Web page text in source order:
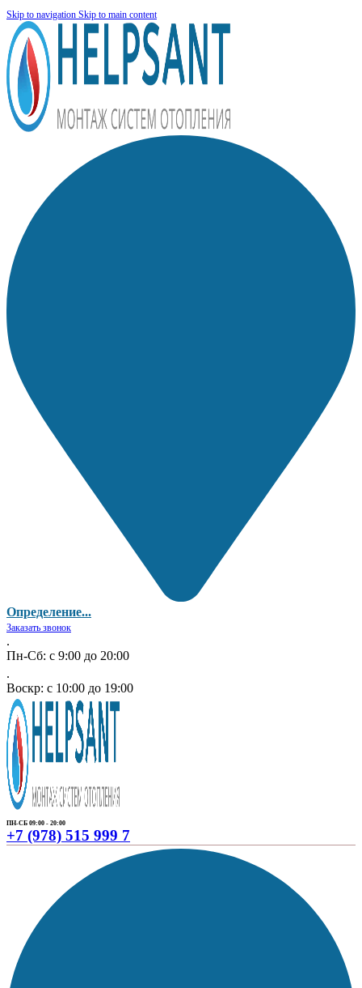
Skip to navigation Skip to main content
Определение...
Заказать звонок
.
Пн-Сб: с 9:00 до 20:00
.
Воскр: с 10:00 до 19:00
ПН-СБ 09:00 - 20:00
+7 (978) 515 999 7